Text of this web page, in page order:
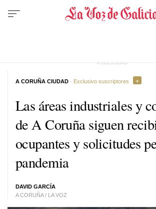
Las áreas industriales y
de A Coruña siguen
ocupantes y solicitudes
pandemia
DAVID GARCÍA
A CORUÑA / LA VOZ
A CORUÑA CIUDAD · Exclusivo suscriptores